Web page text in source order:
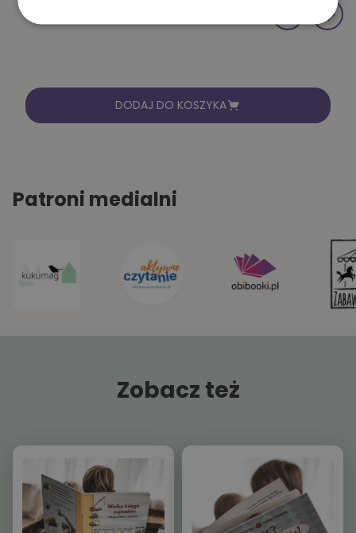
DODAJ DO KOSZYKA
Patroni medialni
Zobacz też